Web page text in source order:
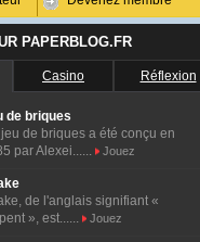
PAPERBLOG.FR
Casino Réflexion
de briques
de briques a été conçu en
par Alexei......
Jouez
de l'anglais signifiant «
», est......
Jouez